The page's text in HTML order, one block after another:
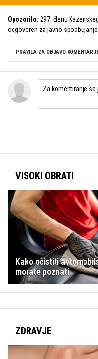
Opozorilo: 297. členu
odgovoren za javno
PRAVILA ZA OBJAVO
VISOKI OBRATI
Kako očistiti
morate poznati
ZDRAVJE